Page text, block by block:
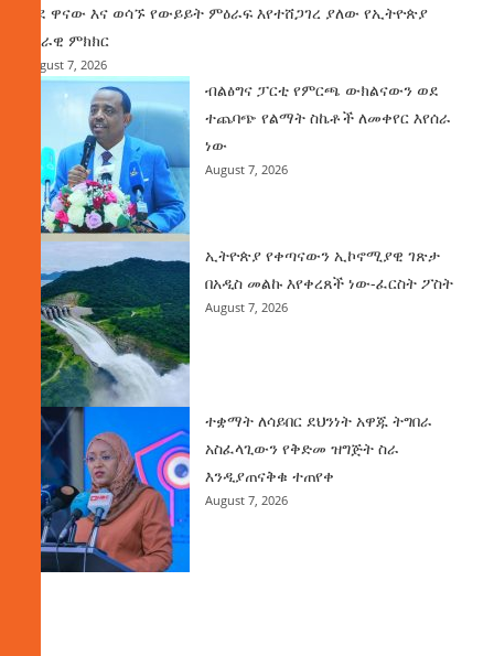
ወደ ዋናው እና ወሳኙ የውይይት ምዕራፍ እየተሸጋገረ ያለው የኢትዮጵያ
ሀገራዊ ምክክር
August 7, 2026
ብልፅግና ፓርቲ የምርጫ ውክልናውን ወደ
ተጨባጭ የልማት ስኬቶች ለመቀየር እየሰራ
ነው
August 7, 2026
ኢትዮጵያ የቀጣናውን ኢኮኖሚያዊ ገጽታ
በአዲስ መልኩ እየቀረጸች ነው-ፈርስት ፖስት
August 7, 2026
ተቋማት ለሳይበር ደህንነት አዋጁ ትግበራ
አስፈላጊውን የቅድመ ዝግጅት ስራ
እንዲያጠናቅቁ ተጠየቀ
August 7, 2026